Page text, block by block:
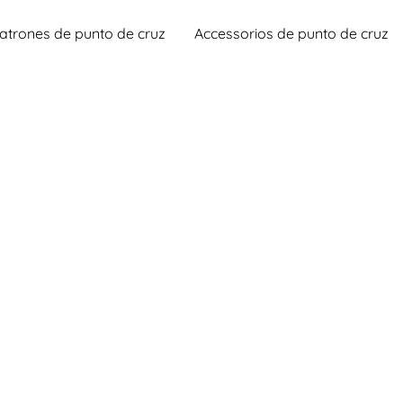
de punto de cruz Accessorios de punto de cruz